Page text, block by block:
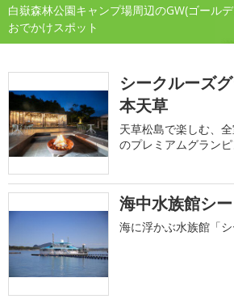
白嶽森林公園キャンプ場周辺のGW(ゴール
おでかけスポット
シークルーズ
本天草
天草松島で楽しむ、
のプレミアムグラン
海中水族館シ
海に浮かぶ水族館「シ